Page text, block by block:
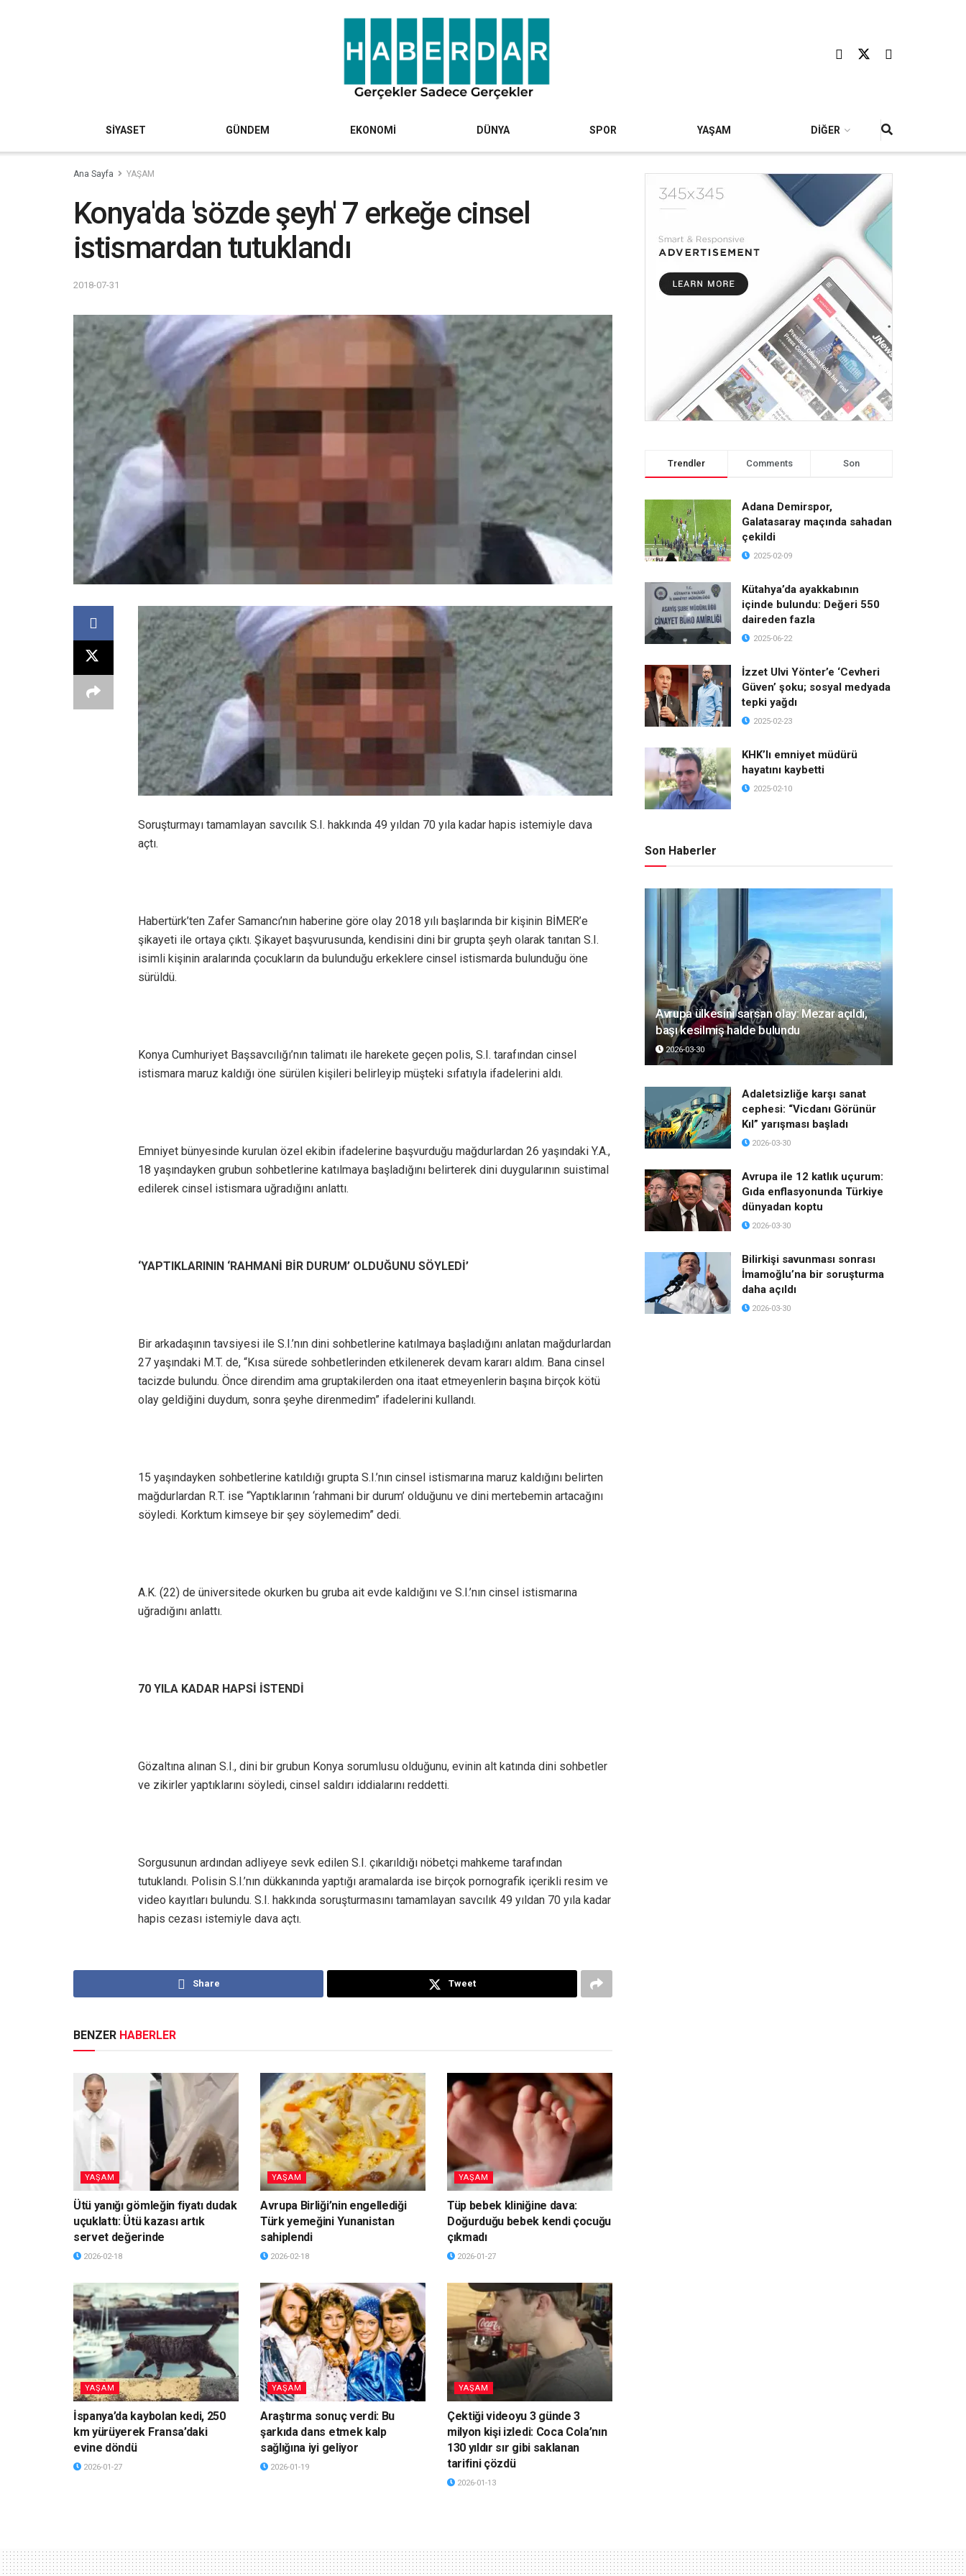
SİYASET GÜNDEM EKONOMİ DÜNYA SPOR YAŞAM DİĞER
Ana Sayfa YAŞAM
Konya'da 'sözde şeyh' 7 erkeğe cinsel
istismardan tutuklandı
2018-07-31
Soruşturmayı tamamlayan savcılık S.I. hakkında 49 yıldan 70 yıla kadar hapis istemiyle dava
açtı.
Habertürk’ten Zafer Samancı’nın haberine göre olay 2018 yılı başlarında bir kişinin BİMER’e
şikayeti ile ortaya çıktı. Şikayet başvurusunda, kendisini dini bir grupta şeyh olarak tanıtan S.I.
isimli kişinin aralarında çocukların da bulunduğu erkeklere cinsel istismarda bulunduğu öne
sürüldü.
Konya Cumhuriyet Başsavcılığı’nın talimatı ile harekete geçen polis, S.I. tarafından cinsel
istismara maruz kaldığı öne sürülen kişileri belirleyip müşteki sıfatıyla ifadelerini aldı.
Emniyet bünyesinde kurulan özel ekibin ifadelerine başvurduğu mağdurlardan 26 yaşındaki Y.A.,
18 yaşındayken grubun sohbetlerine katılmaya başladığını belirterek dini duygularının suistimal
edilerek cinsel istismara uğradığını anlattı.
‘YAPTIKLARININ ‘RAHMANİ BİR DURUM’ OLDUĞUNU SÖYLEDİ’
Bir arkadaşının tavsiyesi ile S.I.’nın dini sohbetlerine katılmaya başladığını anlatan mağdurlardan
27 yaşındaki M.T. de, “Kısa sürede sohbetlerinden etkilenerek devam kararı aldım. Bana cinsel
tacizde bulundu. Önce direndim ama gruptakilerden ona itaat etmeyenlerin başına birçok kötü
olay geldiğini duydum, sonra şeyhe direnmedim” ifadelerini kullandı.
15 yaşındayken sohbetlerine katıldığı grupta S.I.’nın cinsel istismarına maruz kaldığını belirten
mağdurlardan R.T. ise “Yaptıklarının ‘rahmani bir durum’ olduğunu ve dini mertebemin artacağını
söyledi. Korktum kimseye bir şey söylemedim” dedi.
A.K. (22) de üniversitede okurken bu gruba ait evde kaldığını ve S.I.’nın cinsel istismarına
uğradığını anlattı.
70 YILA KADAR HAPSİ İSTENDİ
Gözaltına alınan S.I., dini bir grubun Konya sorumlusu olduğunu, evinin alt katında dini sohbetler
ve zikirler yaptıklarını söyledi, cinsel saldırı iddialarını reddetti.
Sorgusunun ardından adliyeye sevk edilen S.I. çıkarıldığı nöbetçi mahkeme tarafından
tutuklandı. Polisin S.I.’nın dükkanında yaptığı aramalarda ise birçok pornografik içerikli resim ve
video kayıtları bulundu. S.I. hakkında soruşturmasını tamamlayan savcılık 49 yıldan 70 yıla kadar
hapis cezası istemiyle dava açtı.
Share Tweet
BENZER HABERLER
YAŞAM
Ütü yanığı gömleğin fiyatı dudak
uçuklattı: Ütü kazası artık
servet değerinde
2026-02-18
YAŞAM
Avrupa Birliği’nin engellediği
Türk yemeğini Yunanistan
sahiplendi
2026-02-18
YAŞAM
Tüp bebek kliniğine dava:
Doğurduğu bebek kendi çocuğu
çıkmadı
2026-01-27
YAŞAM
İspanya’da kaybolan kedi, 250
km yürüyerek Fransa’daki
evine döndü
2026-01-27
YAŞAM
Araştırma sonuç verdi: Bu
şarkıda dans etmek kalp
sağlığına iyi geliyor
2026-01-19
YAŞAM
Çektiği videoyu 3 günde 3
milyon kişi izledi: Coca Cola’nın
130 yıldır sır gibi saklanan
tarifini çözdü
2026-01-13
Trendler Comments Son
Adana Demirspor,
Galatasaray maçında sahadan
çekildi
2025-02-09
Kütahya’da ayakkabının
içinde bulundu: Değeri 550
daireden fazla
2025-06-22
İzzet Ulvi Yönter’e ‘Cevheri
Güven’ şoku; sosyal medyada
tepki yağdı
2025-02-23
KHK’lı emniyet müdürü
hayatını kaybetti
2025-02-10
Son Haberler
Avrupa ülkesini sarsan olay: Mezar açıldı,
başı kesilmiş halde bulundu
2026-03-30
Adaletsizliğe karşı sanat
cephesi: “Vicdanı Görünür
Kıl” yarışması başladı
2026-03-30
Avrupa ile 12 katlık uçurum:
Gıda enflasyonunda Türkiye
dünyadan koptu
2026-03-30
Bilirkişi savunması sonrası
İmamoğlu’na bir soruşturma
daha açıldı
2026-03-30